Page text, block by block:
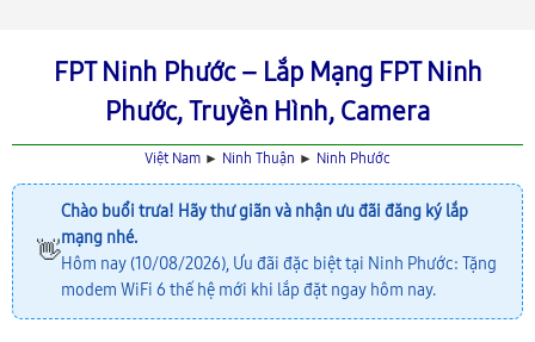
FPT Ninh Phước – Lắp Mạng FPT Ninh
Phước, Truyền Hình, Camera
Việt Nam ► Ninh Thuận ► Ninh Phước
👋
Chào buổi trưa! Hãy thư giãn và nhận ưu đãi đăng ký lắp
mạng nhé.
Hôm nay (10/08/2026), Ưu đãi đặc biệt tại Ninh Phước: Tặng
modem WiFi 6 thế hệ mới khi lắp đặt ngay hôm nay.